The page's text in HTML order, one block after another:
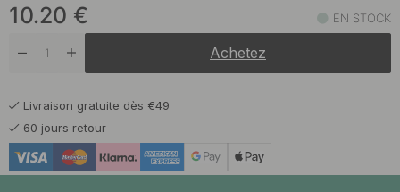
10.20 € EN STOCK
Achetez
Livraison gratuite dès €49
60 jours retour